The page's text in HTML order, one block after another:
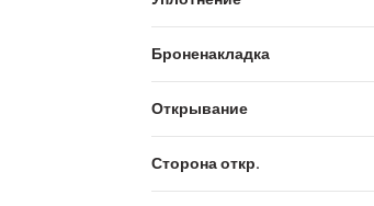
Броненакладка
Открывание
Сторона откр.